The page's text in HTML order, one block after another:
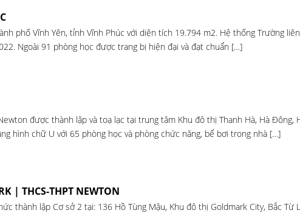
phố Vĩnh Yên, tỉnh Vĩnh Phúc với diện tích 19.794 m2. Hệ thống Trường
Ngoài 91 phòng học được trang bị hiện đại và đạt chuẩn […]
được thành lập và toạ lạc tại trung tâm Khu đô thị Thanh Hà, Hà Đông,
hình chữ U với 65 phòng học và phòng chức năng, bể bơi trong nhà […]
| THCS-THPT NEWTON
thành lập Cơ sở 2 tại: 136 Hồ Tùng Mậu, Khu đô thị Goldmark City, Bắc Từ